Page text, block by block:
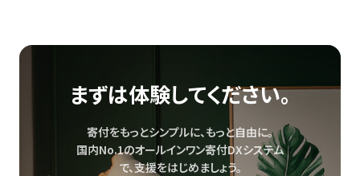
まずは体験してください。
寄付をもっとシンプルに、もっと自由に。
国内No.1のオールインワン寄付DXシステム
で、支援をはじめましょう。